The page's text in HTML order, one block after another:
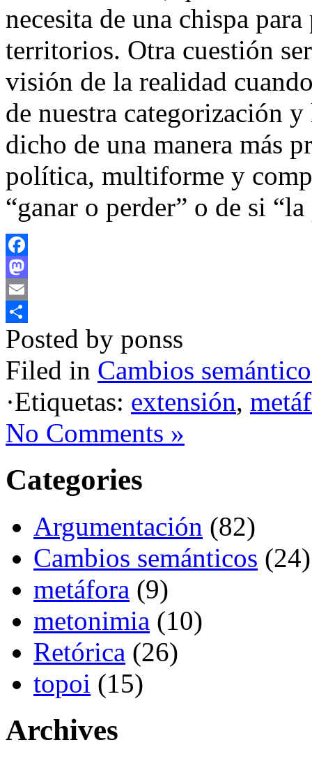
necesita de una chispa
territorios. Otra cuestión
visión de la realidad
de nuestra categorización
dicho de una manera más
política, multiforme y
“ganar o perder” o de si
Facebook
Mastodon
Email
Compartir
Posted by ponss
Filed in Cambios
·Etiquetas: extensión,
No Comments »
Categories
Argumentación (82)
Cambios semánticos (24)
metáfora (9)
metonimia (10)
Retórica (26)
topoi (15)
Archives